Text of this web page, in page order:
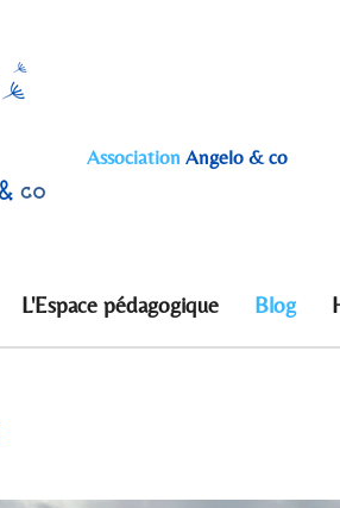
Association Angelo & co
L'Espace pédagogique Blog